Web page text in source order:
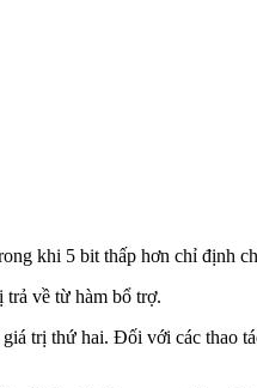
khi 5 bit thấp hơn chỉ định
về từ hàm bổ trợ.
trị thứ hai. Đối với các thao